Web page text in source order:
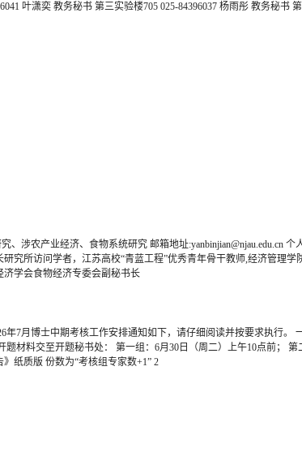
叶潇奕 教务秘书 第三实验楼705 025-84396037 杨雨彤 教务秘书
、涉农产业经济、食物系统研究 邮箱地址:yanbinjian@njau.edu.cn
究所访问学者，江苏高校“青蓝工程”优秀青年骨干教师,经济管理学
学会食物经济专委会副秘书长
年7月博士中期考核工作安排通知如下，请仔细阅读并按要求执行。
材料交至开题秘书处： 第一组：6月30日（周二）上午10点前； 第
纸质版 份数为“考核组专家数+1” 2